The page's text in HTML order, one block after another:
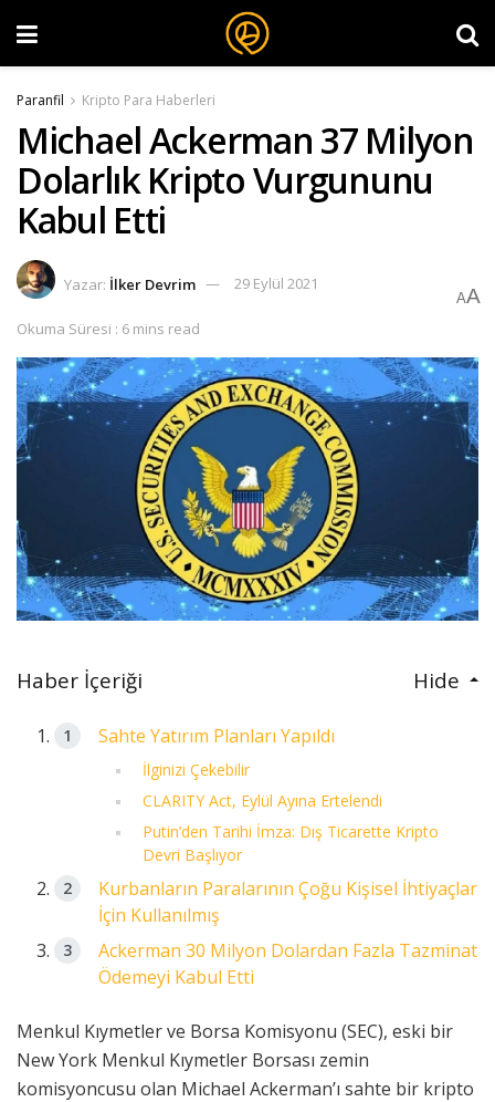
Paranfil Kripto Para Haberleri
Michael Ackerman 37 Milyon
Dolarlık Kripto Vurgununu
Kabul Etti
Yazar: İlker Devrim 29 Eylül 2021
Okuma Süresi : 6 mins read
AA
Haber İçeriği Hide
Sahte Yatırım Planları Yapıldı
İlginizi Çekebilir
CLARITY Act, Eylül Ayına Ertelendi
Putin’den Tarihi İmza: Dış Ticarette Kripto
Devri Başlıyor
Kurbanların Paralarının Çoğu Kişisel İhtiyaçlar
İçin Kullanılmış
Ackerman 30 Milyon Dolardan Fazla Tazminat
Ödemeyi Kabul Etti
Menkul Kıymetler ve Borsa Komisyonu (SEC), eski bir
New York Menkul Kıymetler Borsası zemin
komisyoncusu olan Michael Ackerman’ı sahte bir kripto